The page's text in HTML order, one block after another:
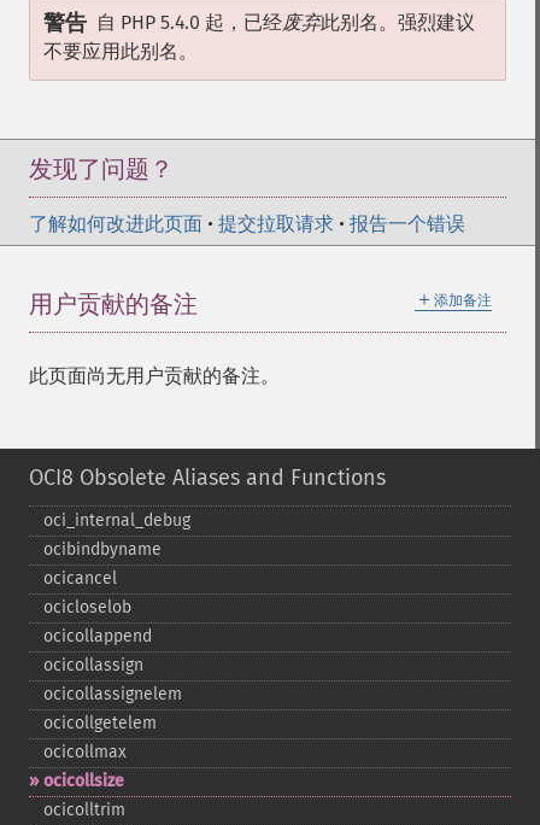
警告 自 PHP 5.4.0 起，已经废弃此别名。强烈建议
不要应用此别名。
发现了问题？
了解如何改进此页面 • 提交拉取请求 • 报告一个错误
＋ 添加备注
用户贡献的备注
此页面尚无用户贡献的备注。
OCI8 Obsolete Aliases and Functions
oci_​internal_​debug
ocibindbyname
ocicancel
ocicloselob
ocicollappend
ocicollassign
ocicollassignelem
ocicollgetelem
ocicollmax
ocicollsize
ocicolltrim